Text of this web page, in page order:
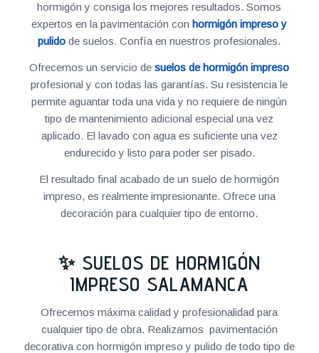
hormigón y consiga los mejores resultados. Somos
expertos en la pavimentación conhormigón impreso y
pulido de suelos. Confía en nuestros profesionales.
Ofrecemos un servicio desuelos de hormigón impreso
profesional y con todas las garantías. Su resistencia le
permite aguantar toda una vida y no requiere de ningún
tipo de mantenimiento adicional especial una vez
aplicado. El lavado con agua es suficiente una vez
endurecido y listo para poder ser pisado.
El resultado final acabado de un suelo de hormigón
impreso, es realmente impresionante. Ofrece una
decoración para cualquier tipo de entorno.
✨ SUELOS DE HORMIGÓN
IMPRESO SALAMANCA
Ofrecemos máxima calidad y profesionalidad para
cualquier tipo de obra. Realizamos pavimentación
decorativa con hormigón impreso y pulido de todo tipo de